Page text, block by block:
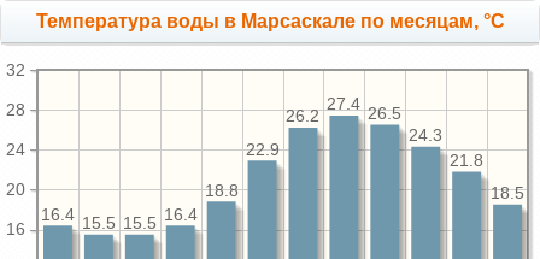
Температура воды в Марсаскале по месяцам, °C
16
20
24
28
32
18.5
21.8
24.3
26.5
27.4
26.2
22.9
18.8
16.4
15.5
15.5
16.4